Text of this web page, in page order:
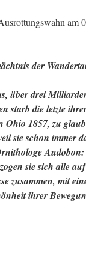
am
der
über drei
starb die letzte
1857, zu
sie schon immer
sie sich alle
zusammen, mit
ihrer